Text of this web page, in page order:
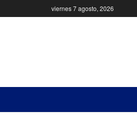
viernes 7 agosto, 2026